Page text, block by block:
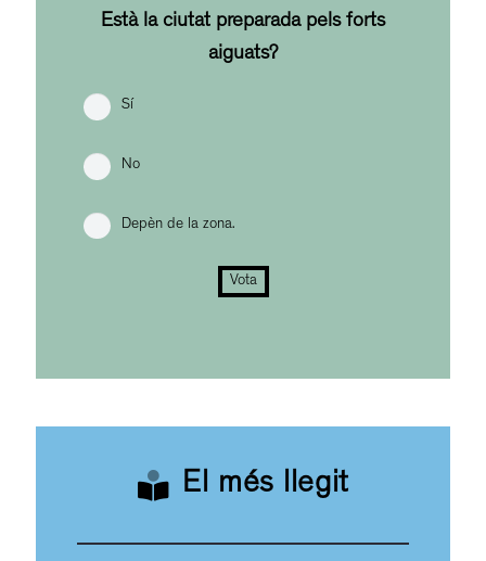
Està la ciutat preparada pels forts
aiguats?
Sí
No
Depèn de la zona.
Vota
El més llegit